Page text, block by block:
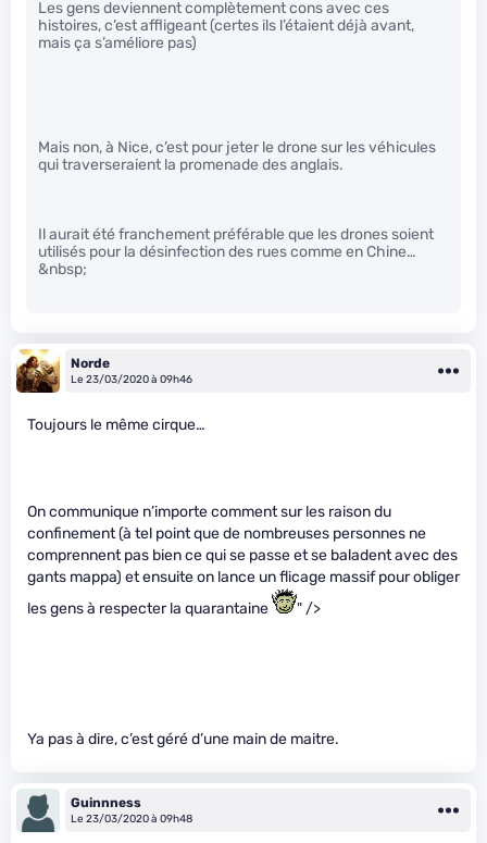
Les gens deviennent complètement cons avec ces
histoires, c’est affligeant (certes ils l’étaient déjà avant,
mais ça s’améliore pas)
Mais non, à Nice, c’est pour jeter le drone sur les véhicules
qui traverseraient la promenade des anglais.
Il aurait été franchement préférable que les drones soient
utilisés pour la désinfection des rues comme en Chine…
&nbsp;
Norde
Le 23/03/2020 à 09h46
Toujours le même cirque…
On communique n’importe comment sur les raison du
confinement (à tel point que de nombreuses personnes ne
comprennent pas bien ce qui se passe et se baladent avec des
gants mappa) et ensuite on lance un flicage massif pour obliger
les gens à respecter la quarantaine
" />
Ya pas à dire, c’est géré d’une main de maitre.
Guinnness
Le 23/03/2020 à 09h48